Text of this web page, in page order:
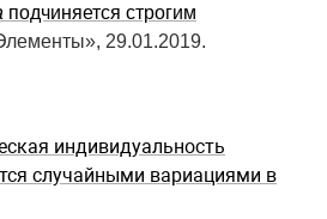
подчиняется строгим
29.01.2019.
индивидуальность
случайными вариациями в